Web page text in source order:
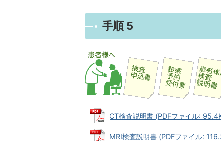
手順 5
CT検査説明書 (PDFファイル:
MRI検査説明書 (PDFファイル: